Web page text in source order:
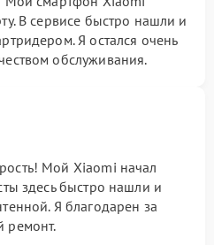
В сервисе быстро нашли и
Я остался очень
обслуживания.
Мой Xiaomi начал
здесь быстро нашли и
Я благодарен за
ремонт.